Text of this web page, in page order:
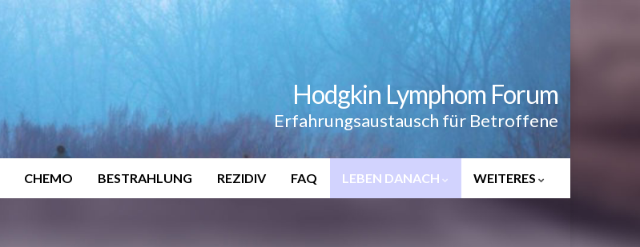
Hodgkin Lymphom Forum
Erfahrungsaustausch für Betroffene
CHEMO BESTRAHLUNG REZIDIV FAQ LEBEN DANACH WEITERES